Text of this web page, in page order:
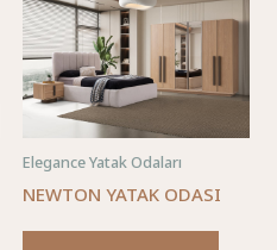
Elegance Yatak Odaları
NEWTON YATAK ODASI